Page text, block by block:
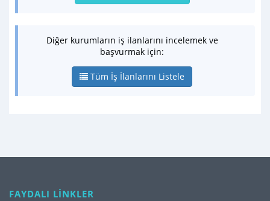
Diğer kurumların iş ilanlarını incelemek ve
başvurmak için:
Tüm İş İlanlarını Listele
FAYDALI LİNKLER